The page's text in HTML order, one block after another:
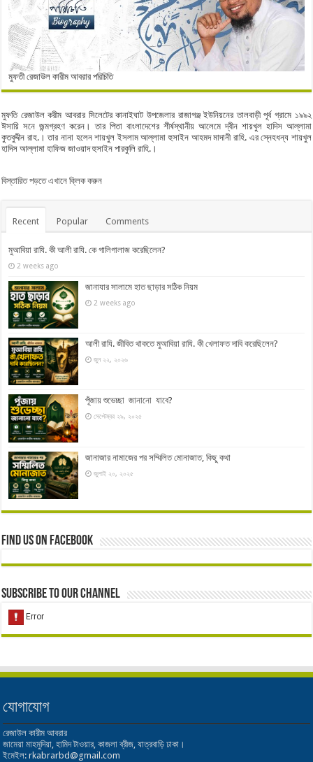
মুফতী রেজাউল কারীম আবরার পরিচিতি
মুফতি রেজাউল করীম আবরার সিলেটের কানাইঘাট উপজেলার রাজাগঞ্জ ইউনিয়নের তালবাড়ী পূর্ব গ্রামে ১৯৯২
ঈসায়ি সনে জন্মগ্রহণ করেন। তার পিতা বাংলাদেশের শীর্ষস্থানীয় আলেমে দ্বীন শায়খুল হাদিস আল্লামা
কুতবুদ্দীন রাহ.। তার নানা হলেন শায়খুল ইসলাম আল্লামা হুসাইন আহমদ মাদানী রাহি. এর স্নেহধন্য শায়খুল
হাদিস আল্লামা হাফিজ জাওয়াদ হুসাইন পারকুলি রাহি.।
বিস্তারিত পড়তে এখানে ক্লিক করুন
Recent Popular Comments
মুআবিয়া রাযি. কী আলী রাযি. কে গালিগালাজ করেছিলেন?
2 weeks ago
জানাযার সালামে হাত ছাড়ার সঠিক নিয়ম
2 weeks ago
আলী রাযি. জীবিত থাকতে মুআবিয়া রাযি. কী খেলাফত দাবি করেছিলেন?
জুন ২২, ২০২৬
পূঁজায় শুভেচ্ছা জানানো যাবে?
সেপ্টেম্বর ২৯, ২০২৫
জানাজার নামাজের পর সম্মিলিত মোনাজাত, কিছু কথা
জুলাই ২০, ২০২৫
Find us on Facebook
Subscribe to our Channel
যোগাযোগ
রেজাউল কারীম আবরার
জামেয়া মাহমুদিয়া, হামিদ টাওয়ার, কাজলা ব্রীজ, যাত্রবাড়ি ঢাকা।
ইমেইল: rkabrarbd@gmail.com